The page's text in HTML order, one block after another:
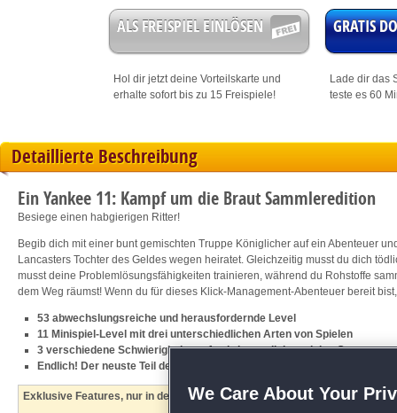
ALS FREISPIEL EINLÖSEN
Hol dir jetzt deine Vorteilskarte und
erhalte sofort bis zu 15 Freispiele!
GRATIS
Lade dir das
teste es 60
Detaillierte Beschreibung
Ein Yankee 11: Kampf um die Braut Sammleredition
Besiege einen habgierigen Ritter!
Begib dich mit einer bunt gemischten Truppe Königlicher auf ein Abenteuer
Lancasters Tochter des Geldes wegen heiratet. Gleichzeitig musst du dich
musst deine Problemlösungsfähigkeiten trainieren, während du Rohstoffe
dem Weg räumst! Wenn du für dieses Klick-Management-Abenteuer bereit
53 abwechslungsreiche und herausfordernde Level
11 Minispiel-Level mit drei unterschiedlichen Arten von Spielen
3 verschiedene Schwierigkeitsstufen bringen dich an deine Grenzen
Endlich! Der neuste Teil der
Exklusive Features, nur in der Sammleredition:We Care About Your